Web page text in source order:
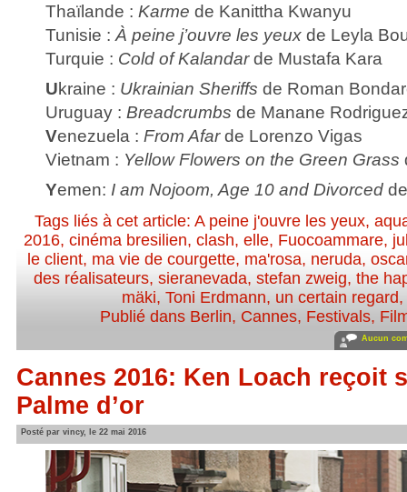
Thaïlande : Karme de Kanittha Kwanyu
Tunisie : À peine j’ouvre les yeux de Leyla
Turquie : Cold of Kalandarde Mustafa Kara
Ukraine : Ukrainian Sheriffs de Roman
Uruguay : Breadcrumbs de Manane
Venezuela : From Afarde Lorenzo Vigas
Vietnam : Yellow Flowers on the Green Grass
Yemen: I am Nojoom, Age 10 and Divorced
Tags liés à cet article: A peine j'ouvre les yeux,
2016, cinéma bresilien, clash, elle, Fuocoammare,
le client, ma vie de courgette, ma'rosa, neruda,
des réalisateurs,sieranevada,stefan zweig,the
mäki,Toni Erdmann, un certain regard
Publié dans Berlin, Cannes, Festivals,
Aucun
Cannes 2016: Ken Loach reçoit
Palme d’or
Posté par vincy, le 22 mai 2016